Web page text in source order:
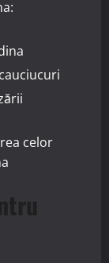
celor